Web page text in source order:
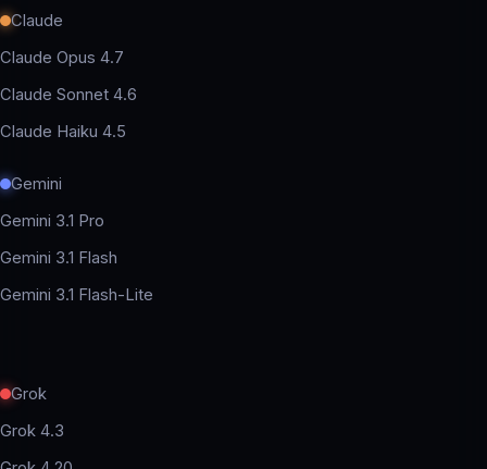
Claude
Claude Opus 4.7
Claude Sonnet 4.6
Claude Haiku 4.5
Gemini
Gemini 3.1 Pro
Gemini 3.1 Flash
Gemini 3.1 Flash-Lite
Grok
Grok 4.3